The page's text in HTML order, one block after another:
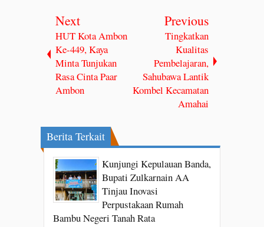
Next
HUT Kota Ambon
Ke-449, Kaya
Minta Tunjukan
Rasa Cinta Paar
Ambon
Previous
Tingkatkan
Kualitas
Pembelajaran,
Sahubawa Lantik
Kombel Kecamatan
Amahai
Berita Terkait
Kunjungi Kepulauan Banda,
Bupati Zulkarnain AA
Tinjau Inovasi
Perpustakaan Rumah
Bambu Negeri Tanah Rata